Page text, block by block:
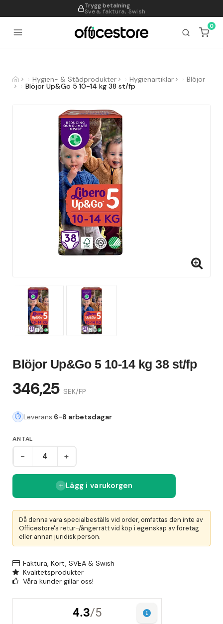
Trygg betalning
Svea, faktura, Swish
995
0
Hygien- & Städprodukter Hygienartiklar Blöjor
Blöjor Up&Go 5 10-14 kg 38 st/fp
Blöjor Up&Go 5 10-14 kg 38 st/fp
346,25 SEK/FP
Leverans:6-8 arbetsdagar
ANTAL
- +
Lägg i varukorgen
Då denna vara specialbeställs vid order, omfattas den inte av
Officestore's retur-/ångerrätt vid köp i egenskap av företag
eller annan juridisk person.
Faktura, Kort, SVEA & Swish
Kvalitetsprodukter
Våra kunder gillar oss!